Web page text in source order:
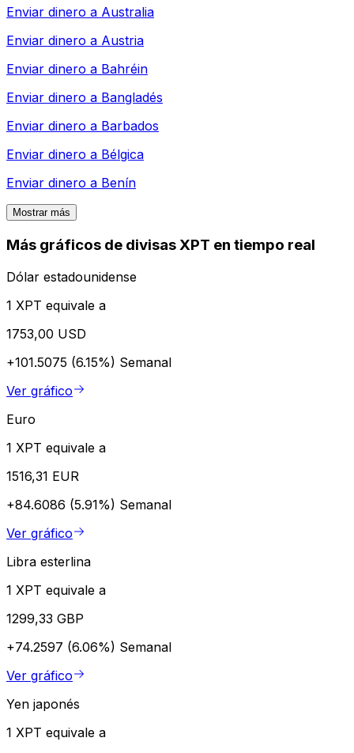
Enviar dinero a Australia
Enviar dinero a Austria
Enviar dinero a Bahréin
Enviar dinero a Bangladés
Enviar dinero a Barbados
Enviar dinero a Bélgica
Enviar dinero a Benín
Mostrar más
Más gráficos de divisas XPT en tiempo real
Dólar estadounidense
1 XPT equivale a
1753,00 USD
+101.5075 (6.15%) Semanal
Ver gráfico
Euro
1 XPT equivale a
1516,31 EUR
+84.6086 (5.91%) Semanal
Ver gráfico
Libra esterlina
1 XPT equivale a
1299,33 GBP
+74.2597 (6.06%) Semanal
Ver gráfico
Yen japonés
1 XPT equivale a